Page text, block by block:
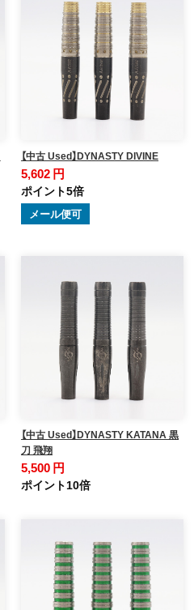
【中古 Used】DYNASTY DIVINE
5,602 円
ポイント5倍
メール便可
【中古 Used】DYNASTY KATANA 黒
刀 飛翔
5,500 円
ポイント10倍